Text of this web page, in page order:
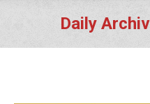
Daily